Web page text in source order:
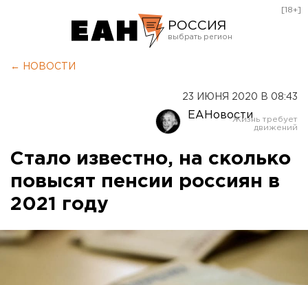
РОССИЯ
Оренбург
[18+]
← НОВОСТИ
23 ИЮНЯ 2020 В 08:43
ЕАНовости
Стало известно, на сколько
повысят пенсии россиян в
2021 году